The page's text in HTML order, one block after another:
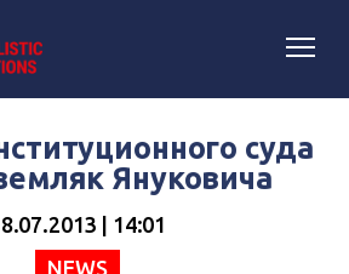
суда
Януковича
| 14:01
NEWS